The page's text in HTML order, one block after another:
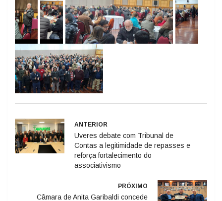
ANTERIOR
Uveres debate com Tribunal de
Contas a legitimidade de repasses e
reforça fortalecimento do
associativismo
PRÓXIMO
Câmara de Anita Garibaldi concede